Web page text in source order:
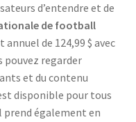
d’entendre et de
de football
de 124,99 $ avec
pouvez regarder
et du contenu
disponible pour tous
prend également en